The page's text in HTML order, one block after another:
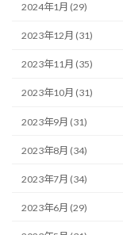
2024年1月 (29)
2023年12月 (31)
2023年11月 (35)
2023年10月 (31)
2023年9月 (31)
2023年8月 (34)
2023年7月 (34)
2023年6月 (29)